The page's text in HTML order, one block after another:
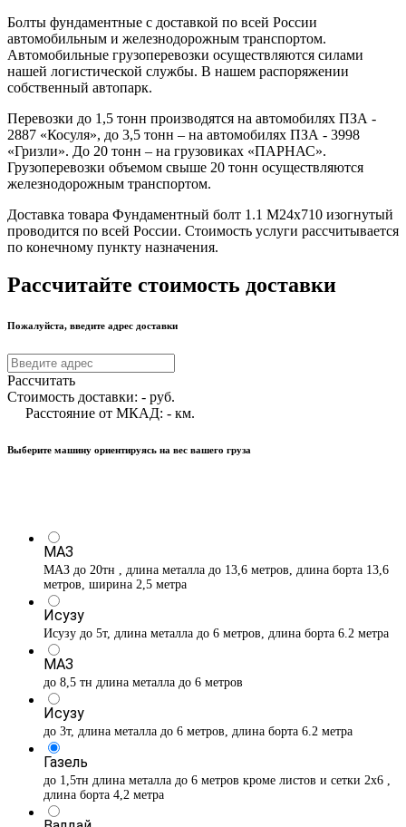
Болты фундаментные с доставкой по всей России
автомобильным и железнодорожным транспортом.
Автомобильные грузоперевозки осуществляются силами
нашей логистической службы. В нашем распоряжении
собственный автопарк.
Перевозки до 1,5 тонн производятся на автомобилях ПЗА -
2887 «Косуля», до 3,5 тонн – на автомобилях ПЗА - 3998
«Гризли». До 20 тонн – на грузовиках «ПАРНАС».
Грузоперевозки объемом свыше 20 тонн осуществляются
железнодорожным транспортом.
Доставка товара Фундаментный болт 1.1 М24х710 изогнутый
проводится по всей России. Стоимость услуги рассчитывается
по конечному пункту назначения.
Рассчитайте стоимость доставки
Пожалуйста, введите адрес доставки
Рассчитать
Стоимость доставки: - руб.
Расстояние от МКАД: - км.
Выберите машину ориентируясь на вес вашего груза
МАЗ
МАЗ до 20тн , длина металла до 13,6 метров, длина борта 13,6
метров, ширина 2,5 метра
Исузу
Исузу до 5т, длина металла до 6 метров, длина борта 6.2 метра
МАЗ
до 8,5 тн длина металла до 6 метров
Исузу
до 3т, длина металла до 6 метров, длина борта 6.2 метра
Газель
до 1,5тн длина металла до 6 метров кроме листов и сетки 2х6 ,
длина борта 4,2 метра